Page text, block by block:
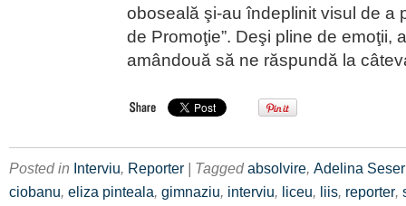
oboseală şi-au îndeplinit visul de a
de Promoţie”. Deşi pline de emoţii,
amândouă să ne răspundă la
Posted in Interviu, Reporter | Taggedabsolvire, Adelina
ciobanu, eliza pinteala, gimnaziu, interviu, liceu, liis, reporter,